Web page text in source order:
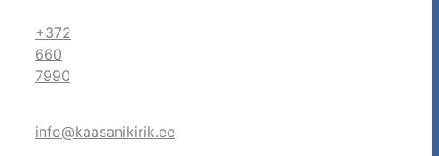
+372
660
7990
info@kaasanikirik.ee